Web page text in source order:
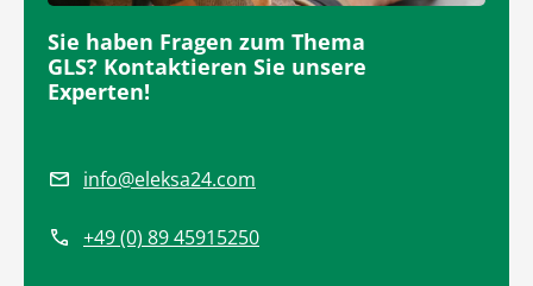
Sie haben Fragen zum Thema
GLS? Kontaktieren Sie unsere
Experten!
info@eleksa24.com
+49 (0) 89 45915250